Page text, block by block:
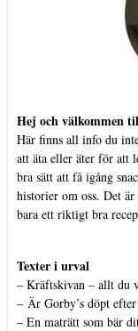
Hej och välkommen
Här finns all info du
att äta eller äter för att
bra sätt att få igång
historier om oss. Det
bara ett riktigt bra
Texter i urval
– Kräftskivan – allt du
– Är Gorby’s döpt
– En maträtt som bär